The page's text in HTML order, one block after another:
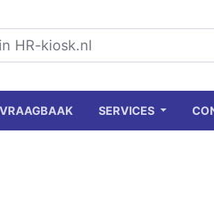
VRAAGBAAK SERVICES